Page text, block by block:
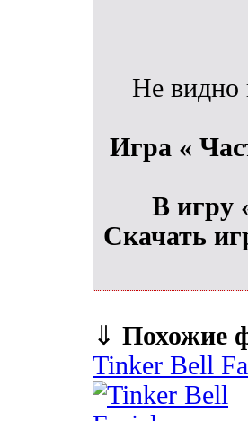
Не видно
Игра «
В игру
Скачать
⇓ Похожие
Tinker Bell